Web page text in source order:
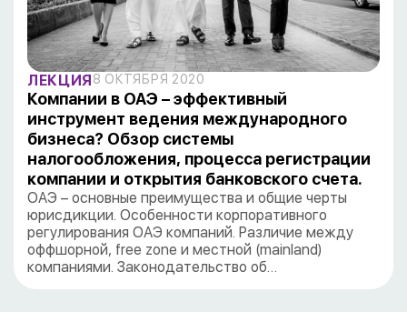
ЛЕКЦИЯ8 ОКТЯБРЯ 2020
Компании в ОАЭ – эффективный
инструмент ведения международного
бизнеса? Обзор системы
налогообложения, процесса регистрации
компании и открытия банковского счета.
ОАЭ – основные преимущества и общие черты
юрисдикции. Особенности корпоративного
регулирования ОАЭ компаний. Различие между
оффшорной, free zone и местной (mainland)
компаниями. Законодательство об…